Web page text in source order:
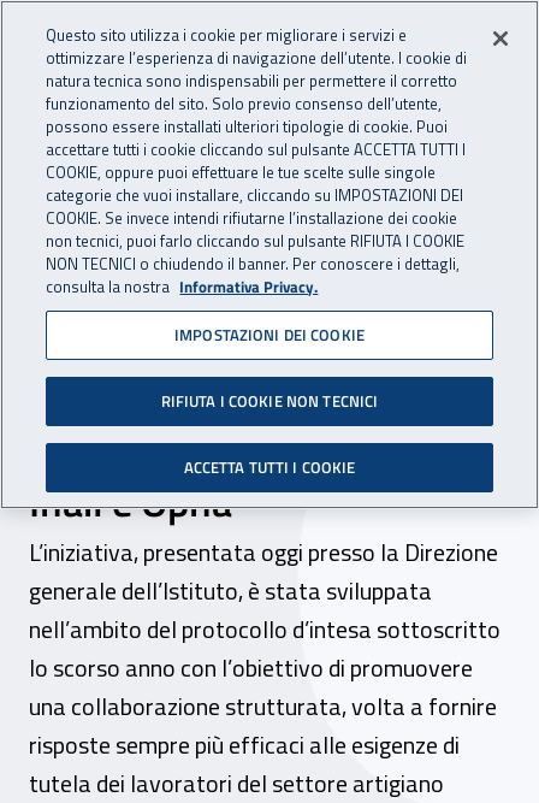
INAIL - Istituto Nazionale
Apri cerca
Navigazione principale
Navigazione - Ti trovi in:
Home Inail comunica News
07 ottobre 2025
Organismi paritetici
territoriali, avviato il
percorso informativo di
Inail e Opna
L’iniziativa, presentata oggi presso la Direzione
generale dell’Istituto, è stata sviluppata
nell’ambito del protocollo d’intesa sottoscritto
lo scorso anno con l’obiettivo di promuovere
una collaborazione strutturata, volta a fornire
risposte sempre più efficaci alle esigenze di
tutela dei lavoratori del settore artigiano
Questo sito utilizza i cookie per migliorare i servizi e
ottimizzare l’esperienza di navigazione dell’utente. I cookie di
natura tecnica sono indispensabili per permettere il corretto
funzionamento del sito. Solo previo consenso dell’utente,
possono essere installati ulteriori tipologie di cookie. Puoi
accettare tutti i cookie cliccando sul pulsante ACCETTA TUTTI I
COOKIE, oppure puoi effettuare le tue scelte sulle singole
categorie che vuoi installare, cliccando su IMPOSTAZIONI DEI
COOKIE. Se invece intendi rifiutarne l’installazione dei cookie
non tecnici, puoi farlo cliccando sul pulsante RIFIUTA I COOKIE
NON TECNICI o chiudendo il banner. Per conoscere i dettagli,
consulta la nostra Informativa Privacy.
IMPOSTAZIONI DEI COOKIE
RIFIUTA I COOKIE NON TECNICI
ACCETTA TUTTI I COOKIE